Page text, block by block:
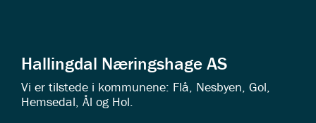
Hallingdal Næringshage AS
Vi er tilstede i kommunene: Flå, Nesbyen, Gol,
Hemsedal, Ål og Hol.